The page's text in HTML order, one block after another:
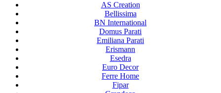
AS Creation
Bellissima
BN International
Domus Parati
Emiliana Parati
Erismann
Esedra
Euro Decor
Ferre Home
Fipar